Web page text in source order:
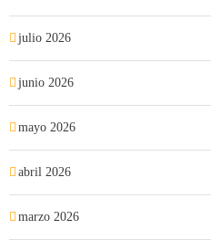
julio 2026
junio 2026
mayo 2026
abril 2026
marzo 2026